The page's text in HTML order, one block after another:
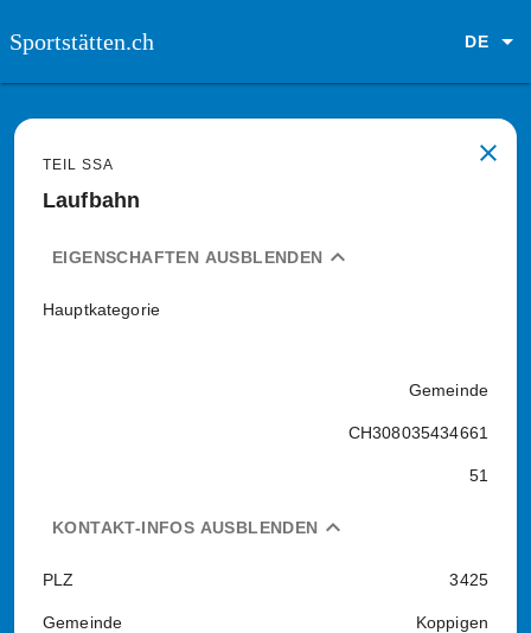
Sportstätten.ch DE
close
TEIL SSA
Laufbahn
expand_less
EIGENSCHAFTEN AUSBLENDEN
Hauptkategorie
Gemeinde
CH308035434661
51
expand_less
KONTAKT-INFOS AUSBLENDEN
PLZ 3425
Gemeinde Koppigen